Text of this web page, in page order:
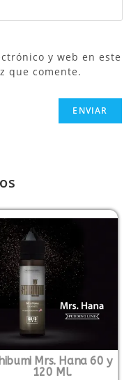
y web en este
que comente.
Mrs. Hana 60 y
120 Ml.